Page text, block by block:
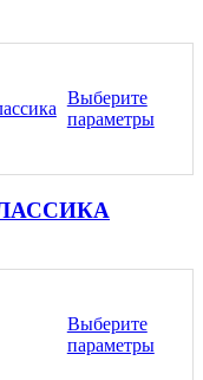
Выберите
параметры
имеет
несколько
вариаций.
можно
странице
товара.
Выберите
параметры